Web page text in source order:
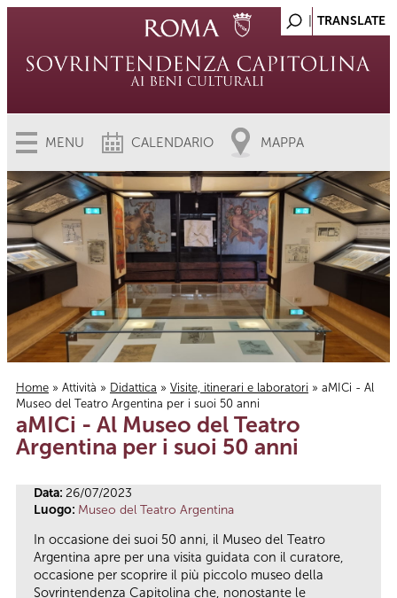
MENU CALENDARIO MAPPA
Tu sei qui
Home » Attività » Didattica » Visite, itinerari e laboratori » aMICi - Al
Museo del Teatro Argentina per i suoi 50 anni
aMICi - Al Museo del Teatro
Argentina per i suoi 50 anni
Data: 26/07/2023
Luogo: Museo del Teatro Argentina
In occasione dei suoi 50 anni, il Museo del Teatro
Argentina apre per una visita guidata con il curatore,
occasione per scoprire il più piccolo museo della
Sovrintendenza Capitolina che, nonostante le